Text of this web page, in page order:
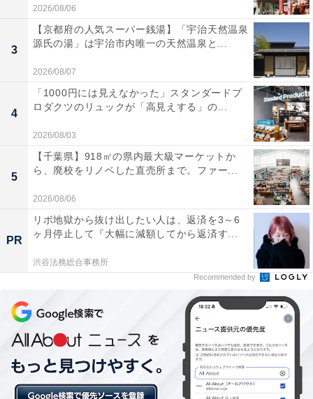
あわせて読みたい
【Amazonお買い得情報】パナソニック「電
動シェーバー」が特別価格で登場中【2月7
【今日チェックしたい】ブラウンの人気商品5選
ブラウン「3010s」
2026/08/06
3
【京都府の人気スーパー銭湯】「宇治天然温泉
源氏の湯」は宇治市内唯一の天然温泉と...
2026/08/07
4
「1000円には見えなかった」スタンダードプ
ロダクツのリュックが「高見えする」の...
2026/08/03
5
【千葉県】918㎡の県内最大級マーケットか
ら、廃校をリノベした直売所まで。ファー...
2026/08/06
PR
リボ地獄から抜け出したい人は、返済を3～6
ヶ月停止して『大幅に減額してから返済す...
渋谷法務総合事務所
Recommended by